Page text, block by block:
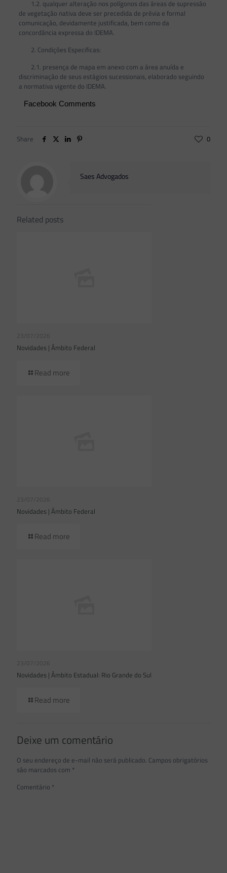
1.2. qualquer alteração nos polígonos das áreas de supressão
de vegetação nativa deve ser precedida de prévia e formal
comunicação, devidamente justificada, bem como da
concordância expressa do IDEMA.
2. Condições Especificas:
2.1. presença de mapa em anexo com a área anuída e
discriminação de seus estágios sucessionais, elaborado seguindo
a normativa vigente do IDEMA.
Facebook Comments
Share 0
Saes Advogados
Related posts
23/07/2026
Novidades | Âmbito Federal
Read more
23/07/2026
Novidades | Âmbito Federal
Read more
23/07/2026
Novidades | Âmbito Estadual: Rio Grande do Sul
Read more
Deixe um comentário
O seu endereço de e-mail não será publicado. Campos obrigatórios
são marcados com *
Comentário *